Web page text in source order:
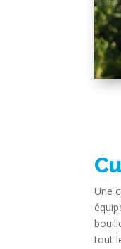
Une
tout